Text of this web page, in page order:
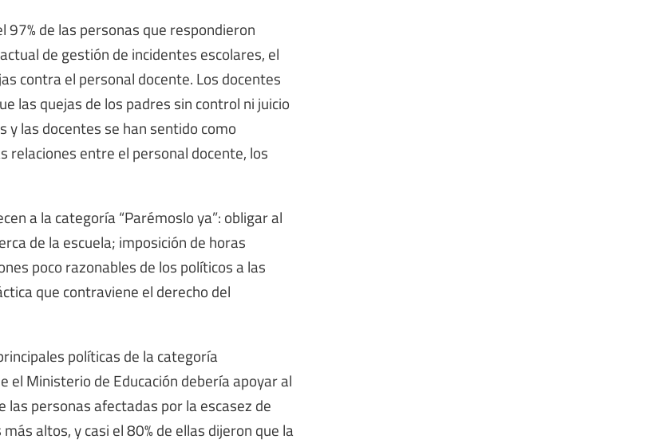
de las personas que respondieron
de gestión de incidentes escolares, el
contra el personal docente. Los docentes
las quejas de los padres sin control ni juicio
y las docentes se han sentido como
relaciones entre el personal docente, los
a la categoría “Parémoslo ya”: obligar al
de la escuela; imposición de horas
poco razonables de los políticos a las
que contraviene el derecho del
políticas de la categoría
el Ministerio de Educación debería apoyar al
las personas afectadas por la escasez de
altos, y casi el 80% de ellas dijeron que la